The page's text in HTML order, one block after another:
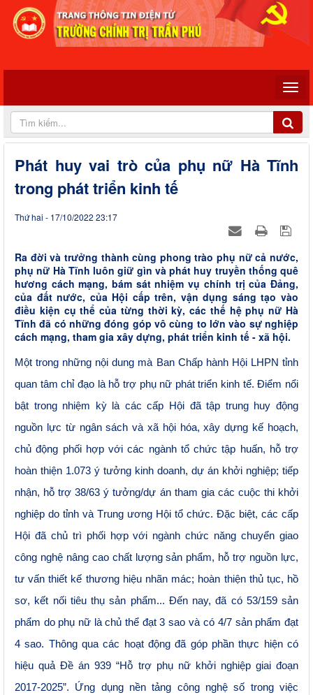
Phát huy vai trò của phụ nữ Hà Tĩnh
trong phát triển kinh tế
Thứ hai - 17/10/2022 23:17
Ra đời và trưởng thành cùng phong trào phụ nữ cả nước,
phụ nữ Hà Tĩnh luôn giữ gìn và phát huy truyền thống quê
hương cách mạng, bám sát nhiệm vụ chính trị của Đảng,
của đất nước, của Hội cấp trên, vận dụng sáng tạo vào
điều kiện cụ thể của từng thời kỳ, các thế hệ phụ nữ Hà
Tĩnh đã có những đóng góp vô cùng to lớn vào sự nghiệp
cách mạng, tham gia xây dựng, phát triển kinh tế - xã hội.
Một trong những nội dung mà Ban Chấp hành Hội LHPN tỉnh
quan tâm chỉ đạo là hỗ trợ phụ nữ phát triển kinh tế.Điểm nổi
bật trong nhiệm kỳ là các cấp Hội đã tập trung huy động
nguồn lực từ ngân sách và xã hội hóa, xây dựng kế hoạch,
chủ động phối hợp với các ngành tổ chức tập huấn, hỗ trợ
hoàn thiện 1.073 ý tưởng kinh doanh, dự án khởi nghiệp; tiếp
nhận, hỗ trợ 38/63 ý tưởng/dự án tham gia các cuộc thi khởi
nghiệp do tỉnh và Trung ương Hội tổ chức. Đặc biệt, các cấp
Hội đã chủ trì phối hợp với ngành chức năng chuyển giao
công nghệ nâng cao chất lượng sản phẩm, hỗ trợ nguồn lực,
tư vấn thiết kế thương hiệu nhãn mác; hoàn thiện thủ tục, hồ
sơ, kết nối tiêu thụ sản phẩm... Đến nay, đã có 53/159 sản
phẩm do phụ nữ là chủ thể đạt 3 sao và có 4/7 sản phẩm đạt
4 sao. Thông qua các hoạt động đã góp phần thực hiện có
hiệu quả Đề án 939“Hỗ trợ phụ nữ khởi nghiệp giai đoạn
2017-2025”. Ứng dụng nền tảng công nghệ số trong việc